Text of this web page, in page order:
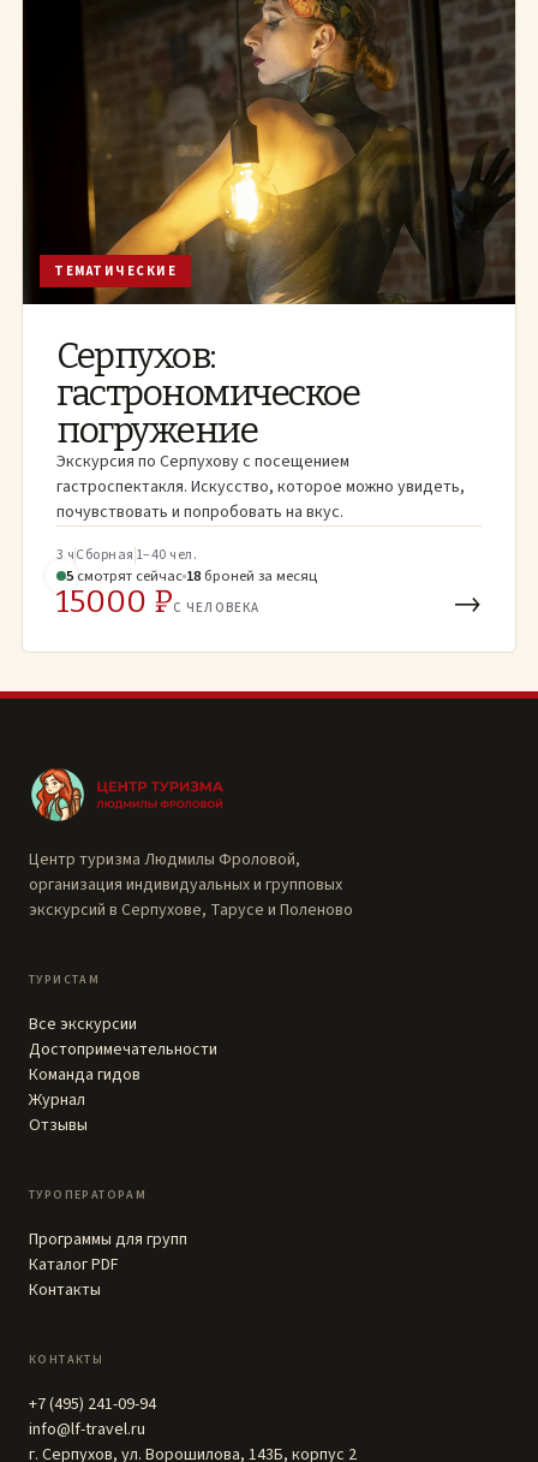
ТЕМАТИЧЕСКИЕ
Серпухов:
гастрономическое
погружение
Экскурсия по Серпухову с посещением
гастроспектакля. Искусство, которое можно увидеть,
почувствовать и попробовать на вкус.
3 чСборная 1–40 чел.
5 смотрят сейчас 18 броней за месяц
15000 ₽С ЧЕЛОВЕКА →
Центр туризма Людмилы Фроловой,
организация индивидуальных и групповых
экскурсий в Серпухове, Тарусе и Поленово
ТУРИСТАМ
Все экскурсии
Достопримечательности
Команда гидов
Журнал
Отзывы
ТУРОПЕРАТОРАМ
Программы для групп
Каталог PDF
Контакты
КОНТАКТЫ
+7 (495) 241-09-94
info@lf-travel.ru
г. Серпухов, ул. Ворошилова, 143Б, корпус 2